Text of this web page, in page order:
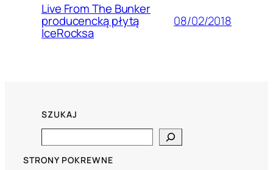
Live From The Bunker
producencką płytą
IceRocksa
08/02/2018
SZUKAJ
STRONY POKREWNE